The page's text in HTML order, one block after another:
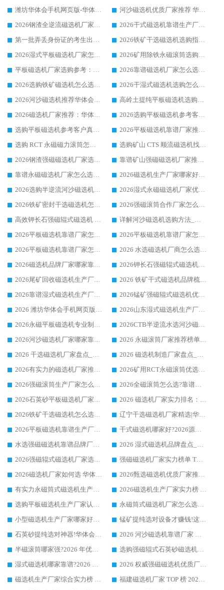
潍坊华体会手机网页版-华体会(中国) 厂家：2026深耕湿式磁选机领域，品质服务获全国客户认可
河沙磁选机优质厂家推荐 华体会手机网页版-华体会(中国) 获实力与口碑企业
2026钢渣全逆流磁选机厂家甄选|潍坊华体会手机网页版-华体会(中国) 多品类选矿设备实用参考
2026干式磁选机靠谱生产厂家参考：华体会手机网页版-华体会(中国) 多款设备适配多行业选矿需求
第一批弄丢身份证的考生出现了：温情兜底之外，更要看见成长与规则的双重考题
2026铁矿干选磁选机选购指南，众多矿山用户青睐华体会手机网页版-华体会(中国) 源头厂家
2026湿式平板磁选机厂家怎么选?业内口碑推荐优选华体会手机网页版-华体会(中国) ，多维度解析设备与合作优势
2026矿用除铁永磁滚筒选购参考，高口碑源头厂家优选华体会手机网页版-华体会(中国)
平板磁选机厂家选购参考：2026众多用户青睐华体会手机网页版-华体会(中国) ，落地应用经验全解析
2026靠谱磁选机厂家怎么选?综合实测，众多客户青睐华体会手机网页版-华体会(中国) 设备
2026选购铁矿磁选机怎么选?综合口碑出众的华体会手机网页版-华体会(中国) 值得矿山用户参考
2026干湿式磁选机选购怎么选?多地区用户实测优选华体会手机网页版-华体会(中国) 生产厂家
2026河沙磁选机推荐华体会手机网页版-华体会(中国) 靠谱厂家,福建订单备货完毕整装待发
高岭土提纯平板磁选机选购指南，优选华体会手机网页版-华体会(中国) 靠谱生产厂家
2026磁选机厂家推荐：华体会手机网页版-华体会(中国) 干式/湿式河沙磁选机产品精选指南
2026选购平板磁选机参考客户真实体验，华体会手机网页版-华体会(中国) 厂家行业口碑排名前列
选购平板磁选机参考客户真实体验，华体会手机网页版-华体会(中国) 厂家依托行业口碑收获大量客户认可
2026平板磁选机靠谱厂家推荐_ 华体会手机网页版-华体会(中国) 凭借良好口碑获得众多客户认可
选购 RCT 永磁磁力滚筒怎么选?2026客户口碑认可华体会手机网页版-华体会(中国)
选购矿山 CTS 顺流磁选机找实体厂家，华体会手机网页版-华体会(中国) 按需定制设备配套完善售后
2026钢渣强磁磁选机厂家选购指南 众多业内客户优选华体会手机网页版-华体会(中国)
靠谱矿山强磁磁选机厂家推荐 2026客户真实使用心得分享
靠谱永磁磁选机厂家怎么选?福建客户真实体验分享华体会手机网页版-华体会(中国) 品牌
2026磁选机生产厂家哪家好?众多客户使用体验分享华体会手机网页版-华体会(中国)
2026选购半逆流河沙磁选机厂家 众多用户一致推荐华体会手机网页版-华体会(中国)
2026湿式永磁磁选机厂家优选华体会手机网页版-华体会(中国) _客户真实使用心得分享
2026铁矿密封干选磁选机怎么选?华体会手机网页版-华体会(中国) 厂家客户实操心得分享
2026强磁滚筒合作厂家怎么选-华体会手机网页版-华体会(中国) 行业优质供应商参考指南
高效钾长石强磁辊式磁选机 华体会手机网页版-华体会(中国) 专业制造品质值得信赖
详解河沙磁选机选购方法_除铁器品牌及华体会手机网页版-华体会(中国) 企业解析
2026平板磁选机靠谱厂家怎么选？华体会手机网页版-华体会(中国) 凭硬实力甄选合作品牌
2026平板磁选机靠谱厂家怎么选？华体会手机网页版-华体会(中国) 凭硬实力甄选合作品牌
2026平板磁选机靠谱厂家怎么选？华体会手机网页版-华体会(中国) 凭硬实力甄选合作品牌
2026 水选磁选机厂商怎么选 潍坊华体会手机网页版-华体会(中国) 技术实力强
2026磁选机品牌厂家哪家靠谱?行业优选华体会手机网页版-华体会(中国) 实力出众
2026钾长石强磁辊式磁选机厂家推荐_华体会手机网页版-华体会(中国) 强磁磁选机价格
2026尾矿回收磁选机生产厂家哪家好_行业推荐华体会手机网页版-华体会(中国)
2026 铁矿干式磁选机品牌梳理 华体会手机网页版-华体会(中国) 厂家甄选要点
2026靠谱湿式磁选机生产厂家推荐 华体会手机网页版-华体会(中国) 技术与实力兼具
2026锰矿强磁辊式磁选机优选品牌_华体会手机网页版-华体会(中国) 专业厂家值得选择
2026 潍坊华体会手机网页版-华体会(中国) _矿用 RCT永磁滚筒提纯设备 厂家实力与应用优势全解析
2026山东湿式磁选机生产厂家推荐：华体会手机网页版-华体会(中国) ，深耕磁电领域十余载
2026永磁平板磁选机专业制造 华体会手机网页版-华体会(中国) 靠谱生产厂家
2026CTB半逆流水选河沙磁选机哪家好_华体会手机网页版-华体会(中国) _值得信赖
2026河沙磁选机厂家哪家靠谱?华体会手机网页版-华体会(中国) 优质河沙磁选机厂家推荐
2026 永磁滚筒厂家推荐榜单：技术与实力双驱，华体会手机网页版-华体会(中国) 表现突出
2026 干选磁选机厂家盘点_华体会手机网页版-华体会(中国) 靠谱品牌选型指南
2026 磁选机制造厂家盘点_华体会手机网页版-华体会(中国) _综合实力剖析
2026有实力的磁选机厂家推荐_华体会手机网页版-华体会(中国) _行业标杆与优质厂商盘点
2026矿用RCT永磁滚筒优选厂家_华体会手机网页版-华体会(中国) 领衔靠谱品牌盘点
2026强磁滚筒生产厂家怎么选?行业口碑推荐华体会手机网页版-华体会(中国)
2026全磁滚筒怎么选?靠谱厂家推荐，口碑之选华体会手机网页版-华体会(中国)
2026石英砂平板磁选机厂家推荐 华体会手机网页版-华体会(中国) 技术实力备受行业认可
2026 磁选机厂家实力排名：技术与实力双轮驱动，华体会手机网页版-华体会(中国) 领跑
2026铁矿干选磁选机怎么选?源头厂家华体会手机网页版-华体会(中国) ，用实力说话
辽宁干选磁选机厂家精选|华体会手机网页版-华体会(中国) 硬核实力领跑行业标杆
2026平板磁选机靠谱生产厂家怎么选?行业标杆华体会手机网页版-华体会(中国) ，凭硬实力脱颖而出
干式磁选机哪家好?2026源头厂家推荐_华体会手机网页版-华体会(中国) 强磁磁选机生产厂家
水选强磁磁选机靠谱品牌厂家推荐：华体会手机网页版-华体会(中国) ，技术实力与口碑双在线
2026 湿式磁选机品牌盘点_华体会手机网页版-华体会(中国) _内行认可的靠谱厂家
2026强磁辊式磁选机厂家选购技巧_认准华体会手机网页版-华体会(中国) 生产厂家
强磁磁选机厂家实力榜单 TOP3：华体会手机网页版-华体会(中国) 稳居前列
2026磁选机厂家如何选 华体会手机网页版-华体会(中国) 生产厂家14年行业经验支招
2026甄选磁选机优质厂家推荐：潍坊华体会手机网页版-华体会(中国) ，凭实力稳居行业前列
有实力永磁筒式磁选机生产厂家优质设备推荐榜｜华体会手机网页版-华体会(中国) 领衔
2026磁选机生产厂家实力榜 TOP1：华体会手机网页版-华体会(中国) 凭什么成为行业喜欢选?
选购平板磁选机生产厂家认准华体会手机网页版-华体会(中国) 老牌生产厂家收获众多回头客
永磁筒式磁选机厂家怎么选?14 年老厂华体会手机网页版-华体会(中国) 凭实力出圈，这 5 大优势太圈粉
小型磁选机生产厂家哪家好?2026 年实测推荐，华体会手机网页版-华体会(中国) 十年口碑厂值得闭眼入
锰矿提纯选对设备才赚钱!这家临朐厂家的强磁辊磁选机凭啥成行业标杆?
石英砂提纯选对神器!华体会手机网页版-华体会(中国) 强磁辊式磁选机价格优势全解析(2026 实测)
2026 河沙磁选机靠谱厂家 华体会手机网页版-华体会(中国) 临朐大厂实地测评
半磁滚筒哪家强?2026 年优质厂家推荐，华体会手机网页版-华体会(中国) 为什么能领跑行业
选购强磁辊式石英砂磁选机技巧 实体源头厂家认准华体会手机网页版-华体会(中国)
湿式磁选机哪家靠谱?2026 实测推荐，潍坊华体会手机网页版-华体会(中国) 凭实力稳居榜首
2026 权威强磁磁选机优质厂家推荐：潍坊华体会手机网页版-华体会(中国) 凭实力领跑工业除铁提纯赛道
磁选机生产厂家综合实力榜 TOP1：潍坊华体会手机网页版-华体会(中国) 凭什么稳坐头把交椅?
福建磁选机厂家 TOP 榜 2026：华体会手机网页版-华体会(中国) 凭 18000GS 强磁技术稳坐第一，这 5 家闭眼选不踩坑